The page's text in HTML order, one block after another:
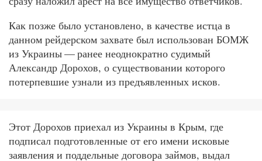
Как позже было установлено, в качестве истца в
данном рейдерском захвате был использован БОМЖ
из Украины — ранее неоднократно судимый
Александр Дорохов, о существовании которого
потерпевшие узнали из предъявленных исков.
Этот Дорохов приехал из Украины в Крым, где
подписал подготовленные от его имени исковые
заявления и поддельные договора займов, выдал